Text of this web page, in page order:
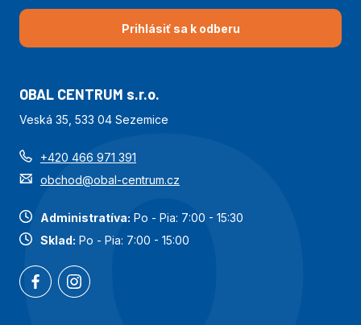
Prihlásiť sa k odberu
OBAL CENTRUM s.r.o.
Veská 35, 533 04 Sezemice
+420 466 971 391
obchod@obal-centrum.cz
Administratíva: Po - Pia: 7:00 - 15:30
Sklad: Po - Pia: 7:00 - 15:00